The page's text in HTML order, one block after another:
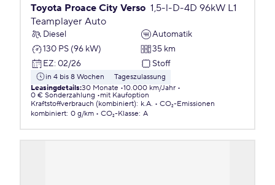
Toyota Proace City Verso 1,5-l-D-4D 96kW L1
Teamplayer Auto
Diesel
Automatik
130 PS (96 kW)
35 km
EZ: 02/26 Stoff
in 4 bis 8 Wochen
Tageszulassung
Leasingdetails:30 Monate 10.000 km/Jahr
0 € Sonderzahlung
mit Kaufoption
Kraftstoffverbrauch (kombiniert): k.A.
CO₂-Emissionen
kombiniert: 0 g/km CO₂-Klasse: A